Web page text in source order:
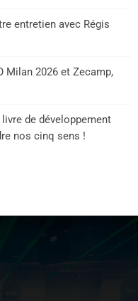
entretien avec Régis
Milan 2026 et Zecamp,
livre de développement
nos cinq sens !